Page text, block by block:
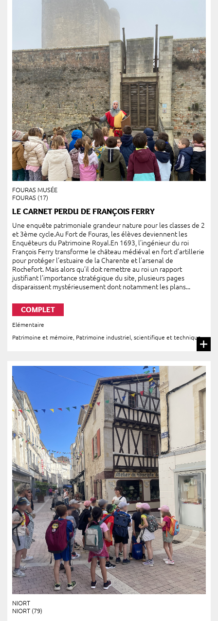
FOURAS MUSÉE
FOURAS (17)
LE CARNET PERDU DE FRANÇOIS FERRY
Une enquête patrimoniale grandeur nature pour les classes de 2
et 3ème cycle.Au Fort de Fouras, les élèves deviennent les
Enquêteurs du Patrimoine Royal.En 1693, l’ingénieur du roi
François Ferry transforme le château médiéval en fort d’artillerie
pour protéger l’estuaire de la Charente et l’arsenal de
Rochefort. Mais alors qu’il doit remettre au roi un rapport
justifiant l’importance stratégique du site, plusieurs pages
disparaissent mystérieusement dont notamment les plans...
COMPLET
Elémentaire
Patrimoine et mémoire
Patrimoine industriel, scientifique et technique
NIORT
NIORT (79)